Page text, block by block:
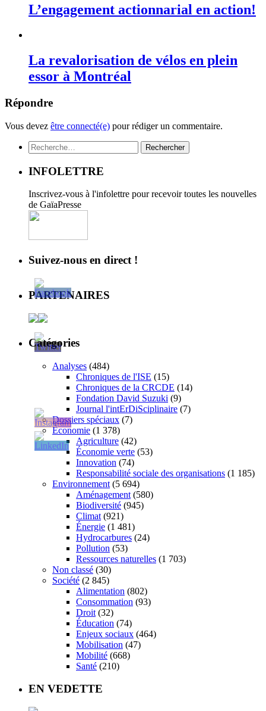
L’engagement actionnarial en action!
La revalorisation de vélos en plein
essor à Montréal
Répondre
Vous devez être connecté(e) pour rédiger un commentaire.
Rechercher :
INFOLETTRE
Inscrivez-vous à l'infolettre pour recevoir toutes les nouvelles
de GaïaPresse
Suivez-nous en direct !
PARTENAIRES
Catégories
Analyses (484)
Chroniques de l'ISE (15)
Chroniques de la CRCDE (14)
Fondation David Suzuki (9)
Journal l'intErDiSciplinaire (7)
Dossiers spéciaux (7)
Économie (1 378)
Agriculture (42)
Économie verte (53)
Innovation (74)
Responsabilité sociale des organisations (1 185)
Environnement (5 694)
Aménagement (580)
Biodiversité (945)
Climat (921)
Énergie (1 481)
Hydrocarbures (24)
Pollution (53)
Ressources naturelles (1 703)
Non classé (30)
Société (2 845)
Alimentation (802)
Consommation (93)
Droit (32)
Éducation (74)
Enjeux sociaux (464)
Mobilisation (47)
Mobilité (668)
Santé (210)
EN VEDETTE